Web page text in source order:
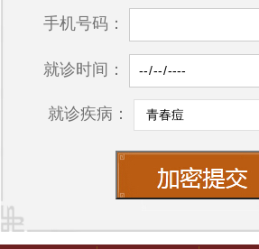
手机号码：
就诊时间：
就诊疾病：